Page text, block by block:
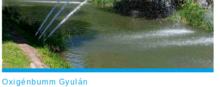
Oxigénbumm Gyulán